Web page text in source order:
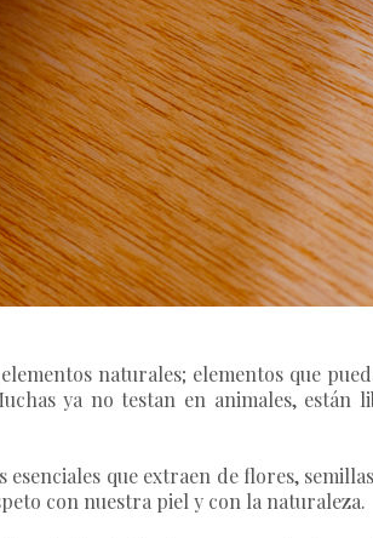
naturales; elementos que
ya no testan en animales, están
que extraen de flores,
con nuestra piel y con la naturaleza.